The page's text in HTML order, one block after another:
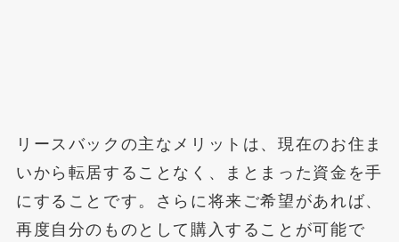
リースバックの主なメリットは、現在のお住ま
いから転居することなく、まとまった資金を手
にすることです。さらに将来ご希望があれば、
再度自分のものとして購入することが可能で